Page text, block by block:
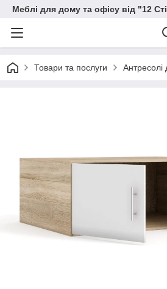
Меблі для дому та офісу від "12
Товари та послуги